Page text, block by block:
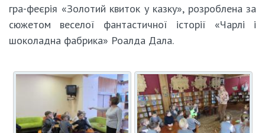
гра-феєрія «Золотий квиток у казку», розроблена за
сюжетом веселої фантастичної історії «Чарлі і
шоколадна фабрика» Роалда Дала.